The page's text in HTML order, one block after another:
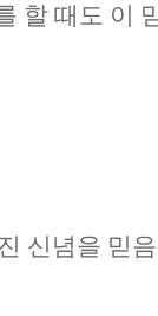
할 때도 이
신념을 믿